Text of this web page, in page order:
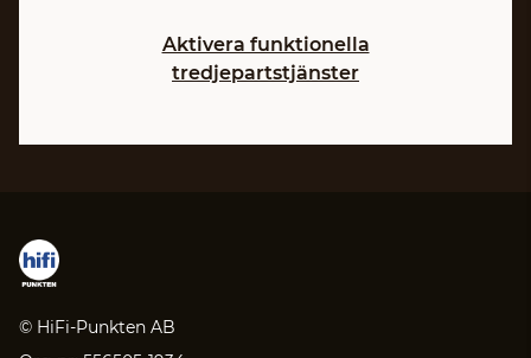
Aktivera funktionella
tredjepartstjänster
© HiFi-Punkten AB